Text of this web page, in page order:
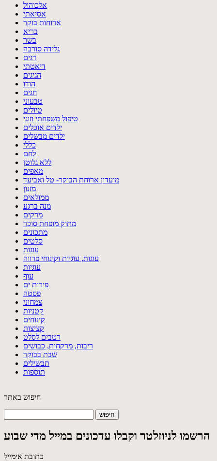
אלכוהול
אסיאתי
ארוחות בוקר
בריא
בשר
גלידה סורבה
דגים
דיאטתי
הגיגים
הודו
חגים
טבעוני
טיולים
טיפול משפחתי וזוגי
ילדים אוכלים
ילדים מבשלים
כללי
לחם
ללא גלוטן
מאפים
מועדון ארוחת הבוקר- טל ואביעד
מזנון
ממולאים
מנה ברגע
מרקים
מתוק מופחת סוכר
מתכונים
סלטים
עוגות
עוגות, עוגיות וקינוחי פרווה
עוגיות
עוף
פירות ים
פסטה
צמחוני
קטניות
קינוחים
קציצות
רטבים לסלט
ריבות, מרקחות, כבושים
שבת בבוקר
תבשילים
תוספות
חיפוש באתר
הרשמו לניוזלטר וקבלו עדכונים במייל מדי שבוע
כתובת אימייל